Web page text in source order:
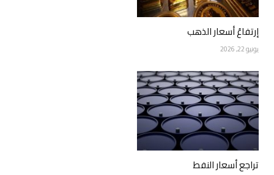
إرتفاعُ أسعار الذهب
يونيو 22, 2026
تراجع أسعار النفط